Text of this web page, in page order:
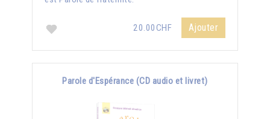
20.00CHF Ajouter
Parole d'Espérance (CD audio et livret)